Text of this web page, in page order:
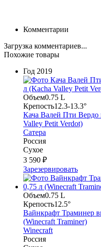
Комментарии
Загрузка комментариев...
Похожие товары
Год 2019
Объем0.75 L
Крепость12.3-13.3°
Кача Валей Пти Вердо
Valley Petit Verdot)
Сатера
Россия
Сухое
3 590 ₽
Зарезервировать
Объем0.75 L
Крепость12.5°
Вайнкрафт Траминер
(Winecraft Traminer)
Winecraft
Россия